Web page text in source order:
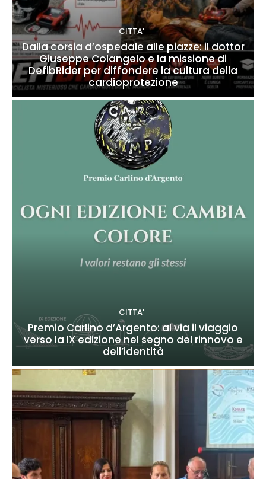
CITTA'
Dalla corsia d’ospedale alle piazze: il dottor
Giuseppe Colangelo e la missione di
DefibRider per diffondere la cultura della
cardioprotezione
CITTA'
Premio Carlino d’Argento: al via il viaggio
verso la IX edizione nel segno del rinnovo e
dell’identità